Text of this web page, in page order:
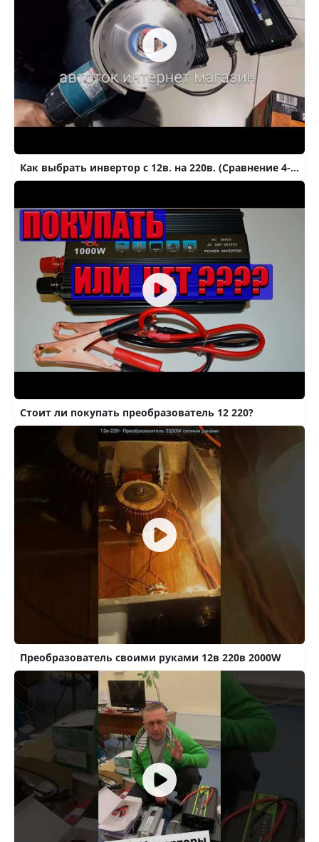
Как выбрать инвертор c 12в. на 220в. (Сравнение 4-х штук)
Стоит ли покупать преобразователь 12 220?
Преобразователь своими руками 12в 220в 2000W